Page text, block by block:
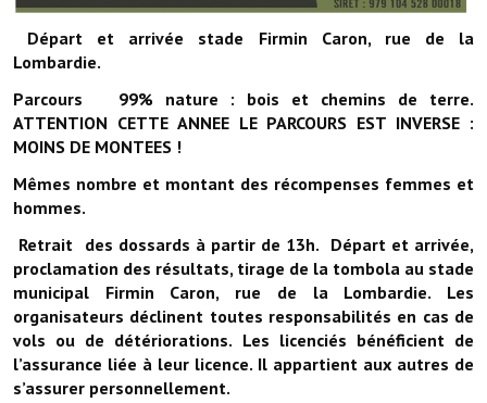
Exploitants agricoles
Artisans
Agents immobiliers
Réserver une salle
Salle Georges Delépine
VILLE ACTIVE
Village culturel
La société musicale de l'Avenir Fressinois
Départ et arrivée stade Firmin Caron, rue de la
Lombardie.
Parcours 99% nature : bois et chemins de terre.
ATTENTION CETTE ANNEE LE PARCOURS EST INVERSE :
MOINS DE MONTEES !
Mêmes nombre et montant des récompenses femmes et
hommes.
Retrait des dossards à partir de 13h. Départ et arrivée,
proclamation des résultats, tirage de la tombola au stade
municipal Firmin Caron, rue de la Lombardie. Les
organisateurs déclinent toutes responsabilités en cas de
vols ou de détériorations. Les licenciés bénéficient de
l’assurance liée à leur licence. Il appartient aux autres de
s’assurer personnellement.